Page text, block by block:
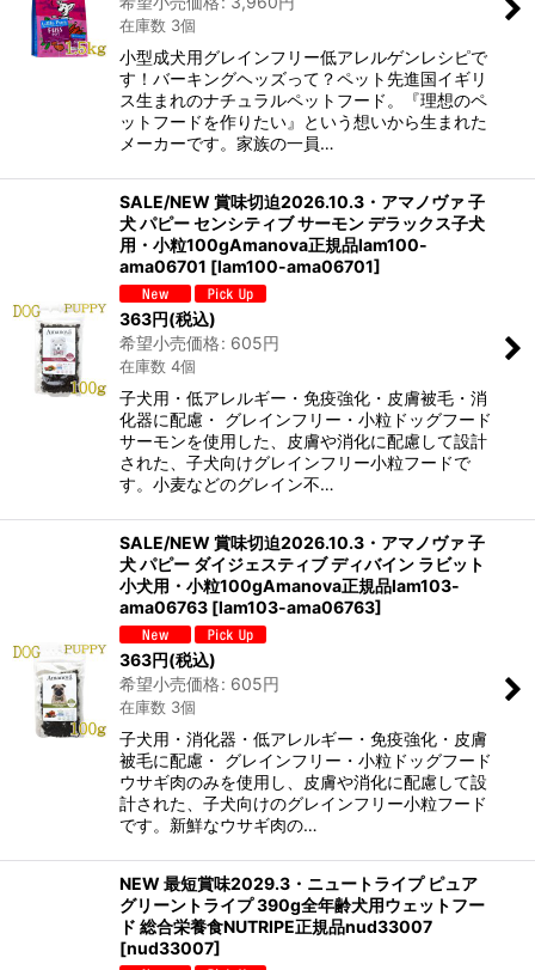
在庫数 3個
小型成犬用グレインフリー低アレルゲンレシピで
す！バーキングヘッズって？ペット先進国イギリ
ス生まれのナチュラルペットフード。『理想のペ
ットフードを作りたい』という想いから生まれた
メーカーです。家族の一員…
SALE/NEW 賞味切迫2026.10.3・アマノヴァ 子
犬 パピー センシティブ サーモン デラックス子犬
用・小粒100gAmanova正規品lam100-
ama06701 [lam100-ama06701]
363円(税込)
希望小売価格: 605円
在庫数 4個
子犬用・低アレルギー・免疫強化・皮膚被毛・消
化器に配慮・ グレインフリー・小粒ドッグフード
サーモンを使用した、皮膚や消化に配慮して設計
された、子犬向けグレインフリー小粒フードで
す。小麦などのグレイン不…
SALE/NEW 賞味切迫2026.10.3・アマノヴァ 子
犬 パピー ダイジェスティブ ディバイン ラビット
小犬用・小粒100gAmanova正規品lam103-
ama06763 [lam103-ama06763]
363円(税込)
希望小売価格: 605円
在庫数 3個
子犬用・消化器・低アレルギー・免疫強化・皮膚
被毛に配慮・ グレインフリー・小粒ドッグフード
ウサギ肉のみを使用し、皮膚や消化に配慮して設
計された、子犬向けのグレインフリー小粒フード
です。新鮮なウサギ肉の…
NEW 最短賞味2029.3・ニュートライプ ピュア
グリーントライプ 390g全年齢犬用ウェットフー
ド 総合栄養食NUTRIPE正規品nud33007
[nud33007]